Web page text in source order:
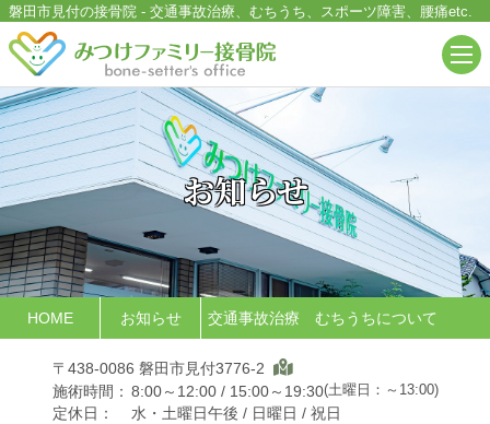
磐田市見付の接骨院 - 交通事故治療、むちうち、スポーツ障害、腰痛etc.
お知らせ
HOME お知らせ 交通事故治療 むちうちについて
〒438-0086 磐田市見付3776-2
施術時間： 8:00～12:00 / 15:00～19:30(土曜日：～13:00)
定休日： 水・土曜日午後 / 日曜日 / 祝日